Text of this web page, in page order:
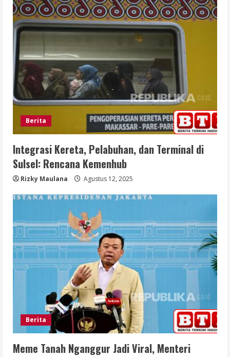
Berita
Integrasi Kereta, Pelabuhan, dan Terminal di
Sulsel: Rencana Kemenhub
Rizky Maulana Agustus 12, 2025
Berita
Meme Tanah Nganggur Jadi Viral, Menteri